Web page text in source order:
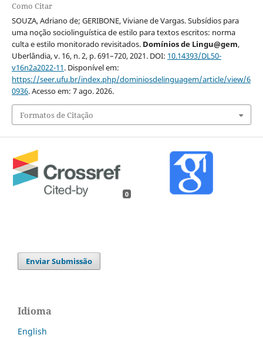
Como Citar
SOUZA, Adriano de; GERIBONE, Viviane de Vargas. Subsídios para
uma noção sociolinguística de estilo para textos escritos: norma
culta e estilo monitorado revisitados. Domínios de Lingu@gem,
Uberlândia, v. 16, n. 2, p. 691–720, 2021. DOI: 10.14393/DL50-
v16n2a2022-11. Disponível em:
https://seer.ufu.br/index.php/dominiosdelinguagem/article/view/6
0936. Acesso em: 7 ago. 2026.
Formatos de Citação
0
Enviar Submissão
Idioma
English